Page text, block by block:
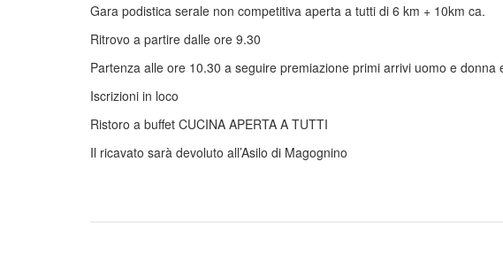
Gara podistica serale non competitiva aperta a tutti di 6 km + 10km ca.
Ritrovo a partire dalle ore 9.30
Partenza alle ore 10.30 a seguire premiazione primi arrivi uomo e donna
Iscrizioni in loco
Ristoro a buffet CUCINA APERTA A TUTTI
Il ricavato sarà devoluto all’Asilo di Magognino